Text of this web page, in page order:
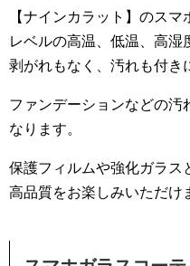
【ナインカラット】のス
レベルの高温、低温、高湿
剥がれもなく、汚れも付き
ファンデーションなどの汚
なります。
保護フィルムや強化ガラス
高品質をお楽しみいただけ